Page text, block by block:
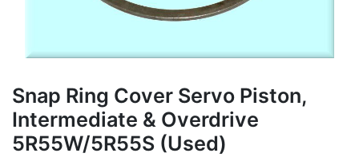
Snap Ring Cover Servo Piston,
Intermediate & Overdrive
5R55W/5R55S (Used)